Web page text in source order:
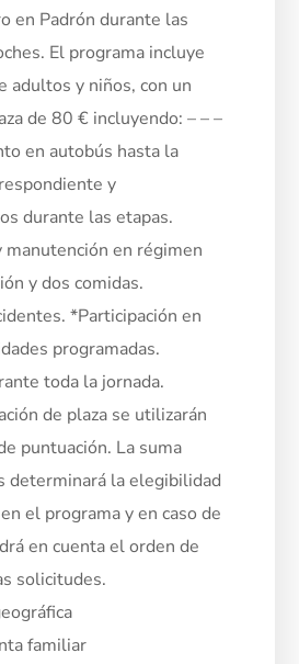
en Padrón durante las
El programa incluye
adultos y niños, con un
de 80 € incluyendo: – – –
en autobús hasta la
y
durante las etapas.
en régimen
y dos comidas.
*Participación en
programadas.
toda la jornada.
de plaza se utilizarán
puntuación. La suma
determinará la elegibilidad
el programa y en caso de
en cuenta el orden de
solicitudes.
familiar